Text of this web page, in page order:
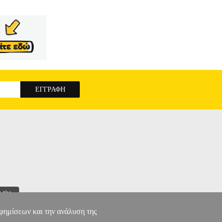
και την ανάλυση της